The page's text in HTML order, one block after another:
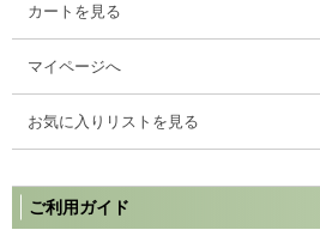
カートを見る
マイページへ
お気に入りリストを見る
ご利用ガイド